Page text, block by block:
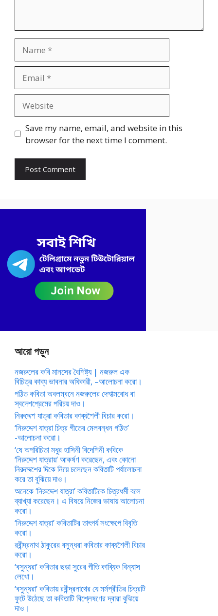
Save my name, email, and website in this
browser for the next time I comment.
আরো পড়ুন
নজরুলের কবি মানসের বৈশিষ্ট্য | নজরুল এক
বিচিত্র কাব্য ভাবনার অধিকারী, –আলোচনা করো।
পঠিত কবিতা অবলম্বনে নজরুলের দেশাত্মবোধ বা
স্বদেশপ্রেমের পরিচয় দাও।
নিরুদ্দেশ যাত্রা কবিতার কাব্যশৈলী বিচার করো।
‘নিরুদ্দেশ যাত্রা চিত্র গীতের মেলবন্ধন গঠিত’
-আলোচনা করো।
‘ষে অপরিচিতা মধুর হাসিনী বিদেশিনী কবিকে
‘নিরুদ্দেশ যাত্রায়’ আকর্ষণ করেছেন, এবং কোনো
নিরুদ্দেশের দিকে নিয়ে চলেছেন কবিতাটি পর্যালোচনা
করে তা বুঝিয়ে দাও।
অনেকে ‘নিরুদ্দেশ যাত্রা’ কবিতাটিকে চিত্রধর্মী বলে
ব্যাখ্যা করেছেন। এ বিষয়ে নিজের ভাষায় আলোচনা
করো।
‘নিরুদ্দেশ যাত্রা’ কবিতাটির তাৎপর্য সংক্ষেপে বিবৃতি
করো।
রবীন্দ্রনাথ ঠাকুরের বসুন্ধরা কবিতার কাব্যশৈলী বিচার
করো।
‘বসুন্ধরা’ কবিতার ছড়া সুরের গীতি কাব্যিক বিন্যাস
লেখো।
‘বসুন্ধরা’ কবিতায় রবীন্দ্রনাথের যে মর্মপ্রীতির চিত্রটি
ফুটে উঠেছে তা কবিতাটি বিশ্লেষণের দ্বারা বুঝিয়ে
দাও।